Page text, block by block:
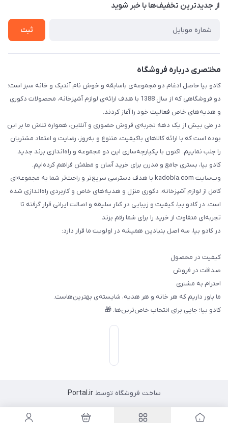
راهنما
از جدید‌ترین تخفیف‌ها با‌ خبر شوید
ثبت
مختصری درباره فروشگاه
کادو بیا حاصل ادغام دو مجموعه‌ی باسابقه و خوش‌ نام آنتیک و خانه سبز است؛
دو فروشگاهی که از سال 1388 با هدف ارائه‌ی لوازم آشپزخانه، محصولات دکوری
و هدیه‌های خاص فعالیت خود را آغاز کردند.
در طی بیش از یک دهه تجربه‌ی فروش حضوری و آنلاین، همواره تلاش ما بر این
بوده است که با ارائه کالاهای باکیفیت، متنوع و به‌روز، رضایت و اعتماد مشتریان
را جلب نماییم. اکنون با یکپارچه‌سازی این دو مجموعه و راه‌اندازی برند جدید
کادو بیا، بستری جامع و مدرن برای خرید آسان و مطمئن فراهم کرده‌ایم.
وب‌سایت kadobia.com با هدف دسترسی سریع‌تر و راحت‌تر شما به مجموعه‌ای
کامل از لوازم آشپزخانه، دکوری منزل و هدیه‌های خاص و کاربردی راه‌اندازی شده
است. در کادو بیا، کیفیت و زیبایی در کنار سلیقه و اصالت ایرانی قرار گرفته تا
تجربه‌ای متفاوت از خرید را برای شما رقم بزند.
در کادو بیا، سه اصل بنیادین همیشه در اولویت ما قرار دارد:
کیفیت در محصول
صداقت در فروش
احترام به مشتری
ما باور داریم که هر خانه و هر هدیه، شایسته‌ی بهترین‌هاست.
کادو بیا؛ جایی برای انتخاب خاص‌ترین‌ها. 🎁
ساخت فروشگاه توسطPortal.ir